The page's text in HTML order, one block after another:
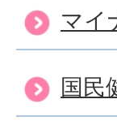
マイ
国民